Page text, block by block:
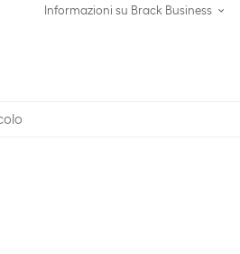
Informazioni su Brack Business